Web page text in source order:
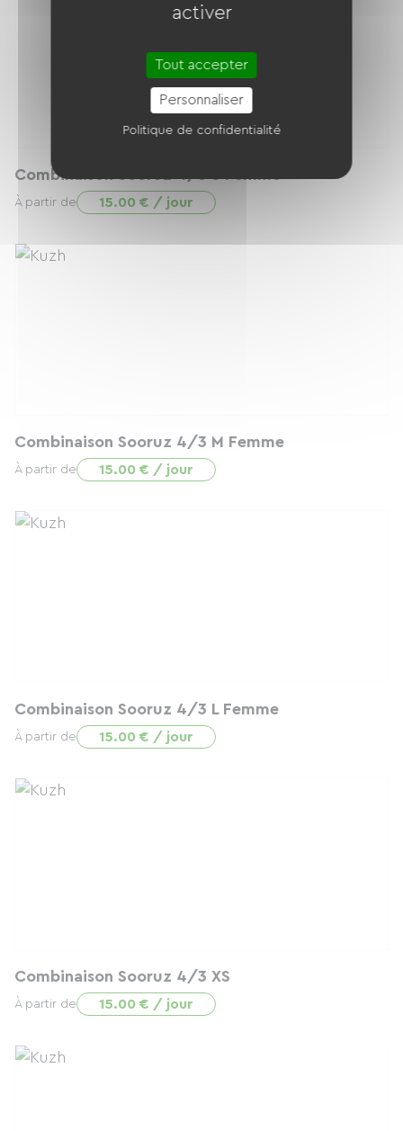
Combinaison Sooruz 4/3 S Femme
À partir de 15.00 € / jour
Combinaison Sooruz 4/3 M Femme
À partir de 15.00 € / jour
Combinaison Sooruz 4/3 L Femme
À partir de 15.00 € / jour
Combinaison Sooruz 4/3 XS
À partir de 15.00 € / jour
activer
Tout accepter
Personnaliser
Politique de confidentialité